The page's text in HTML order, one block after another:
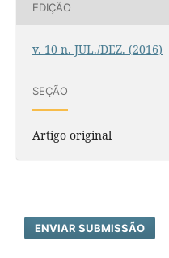
EDIÇÃO
v. 10 n. JUL./DEZ. (2016)
SEÇÃO
Artigo original
ENVIAR SUBMISSÃO